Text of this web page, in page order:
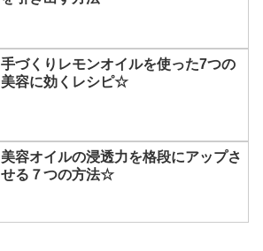
手づくりレモンオイルを使った7つの
美容に効くレシピ☆
美容オイルの浸透力を格段にアップさ
せる７つの方法☆